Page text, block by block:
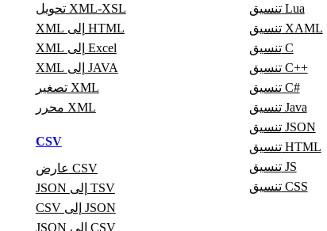
تحويل XML-XSL
XML إلى HTML
XML إلى Excel
XML إلى JAVA
تصغير XML
محرر XML
CSV
عارض CSV
JSON إلى TSV
CSV إلى JSON
JSON إلى CSV
تنسيق Lua
تنسيق XAML
تنسيق C
تنسيق C++
تنسيق C#
تنسيق Java
تنسيق JSON
تنسيق HTML
تنسيق JS
تنسيق CSS